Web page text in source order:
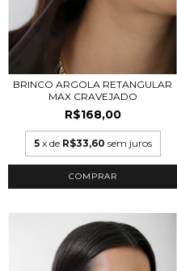
BRINCO ARGOLA RETANGULAR
MAX CRAVEJADO
R$168,00
5 x de R$33,60 sem juros
COMPRAR